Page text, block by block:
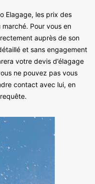
Elagage, les prix des
Pour vous en
auprès de son
et sans engagement
votre devis d’élagage
ne pouvez pas vous
contact avec lui, en